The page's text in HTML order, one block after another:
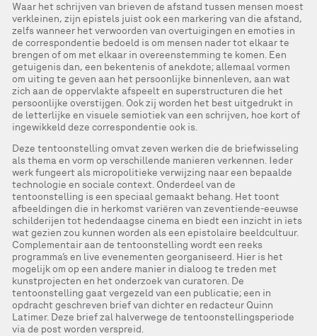
Waar het schrijven van brieven de afstand tussen mensen moest
verkleinen, zijn epistels juist ook een markering van die afstand,
zelfs wanneer het verwoorden van overtuigingen en emoties in
de correspondentie bedoeld is om mensen nader tot elkaar te
brengen of om met elkaar in overeenstemming te komen. Een
getuigenis dan, een bekentenis of anekdote; allemaal vormen
om uiting te geven aan het persoonlijke binnenleven, aan wat
zich aan de oppervlakte afspeelt en superstructuren die het
persoonlijke overstijgen. Ook zij worden het best uitgedrukt in
de letterlijke en visuele semiotiek van een schrijven, hoe kort of
ingewikkeld deze correspondentie ook is.
Deze tentoonstelling omvat zeven werken die de briefwisseling
als thema en vorm op verschillende manieren verkennen. Ieder
werk fungeert als micropolitieke verwijzing naar een bepaalde
technologie en sociale context. Onderdeel van de
tentoonstelling is een speciaal gemaakt behang. Het toont
afbeeldingen die in herkomst variëren van zeventiende-eeuwse
schilderijen tot hedendaagse cinema en biedt een inzicht in iets
wat gezien zou kunnen worden als een epistolaire beeldcultuur.
Complementair aan de tentoonstelling wordt een reeks
programma’s en live evenementen georganiseerd. Hier is het
mogelijk om op een andere manier in dialoog te treden met
kunstprojecten en het onderzoek van curatoren. De
tentoonstelling gaat vergezeld van een publicatie; een in
opdracht geschreven brief van dichter en redacteur Quinn
Latimer. Deze brief zal halverwege de tentoonstellingsperiode
via de post worden verspreid.